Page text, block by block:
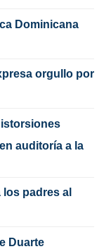
Dominicana
orgullo por
auditoría a la
los padres al
Duarte